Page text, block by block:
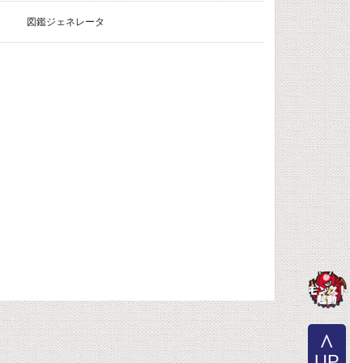
図鑑ジェネレータ